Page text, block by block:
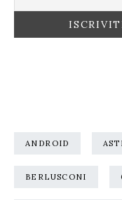
ANDROID
BERLUSCONI